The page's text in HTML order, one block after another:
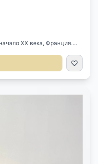
ХХ века, Франция.
см. В